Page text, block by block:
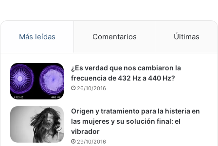
Más leídas Comentarios Últimas
¿Es verdad que nos cambiaron la
frecuencia de 432 Hz a 440 Hz?
26/10/2016
Origen y tratamiento para la histeria en
las mujeres y su solución final: el
vibrador
29/10/2016